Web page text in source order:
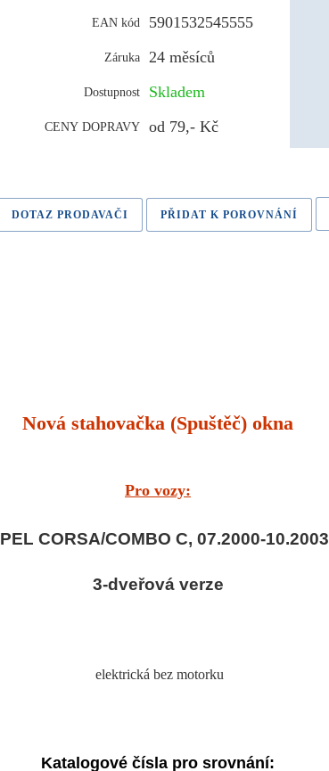
EAN kód 5901532545555
Záruka 24 měsíců
Dostupnost Skladem
CENY DOPRAVY od 79,- Kč
DOTAZ PRODAVAČI PŘIDAT K POROVNÁNÍ
Nová stahovačka (Spuštěč) okna
Pro vozy:
CORSA/COMBO C, 07.2000-10.2003
3-dveřová verze
elektrická bez motorku
Katalogové čísla pro srovnání: